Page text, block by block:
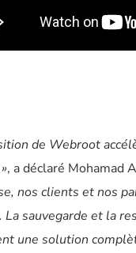
de Webroot
, a déclaré Mohamad
nos clients et nos
sauvegarde et la
une solution